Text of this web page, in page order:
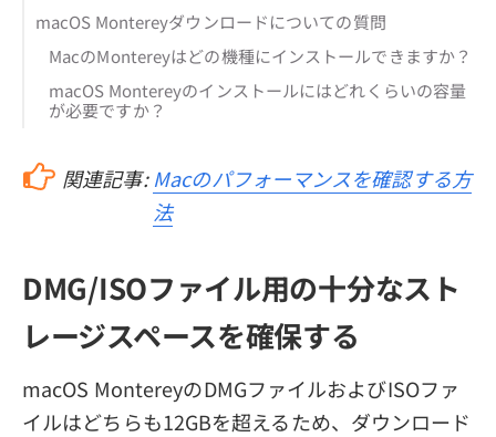
macOS Montereyダウンロードについての質問
MacのMontereyはどの機種にインストールできますか？
macOS Montereyのインストールにはどれくらいの容量
が必要ですか？
関連記事: Macのパフォーマンスを確認する方
法
DMG/ISOファイル用の十分なスト
レージスペースを確保する
macOS MontereyのDMGファイルおよびISOファ
イルはどちらも12GBを超えるため、ダウンロード